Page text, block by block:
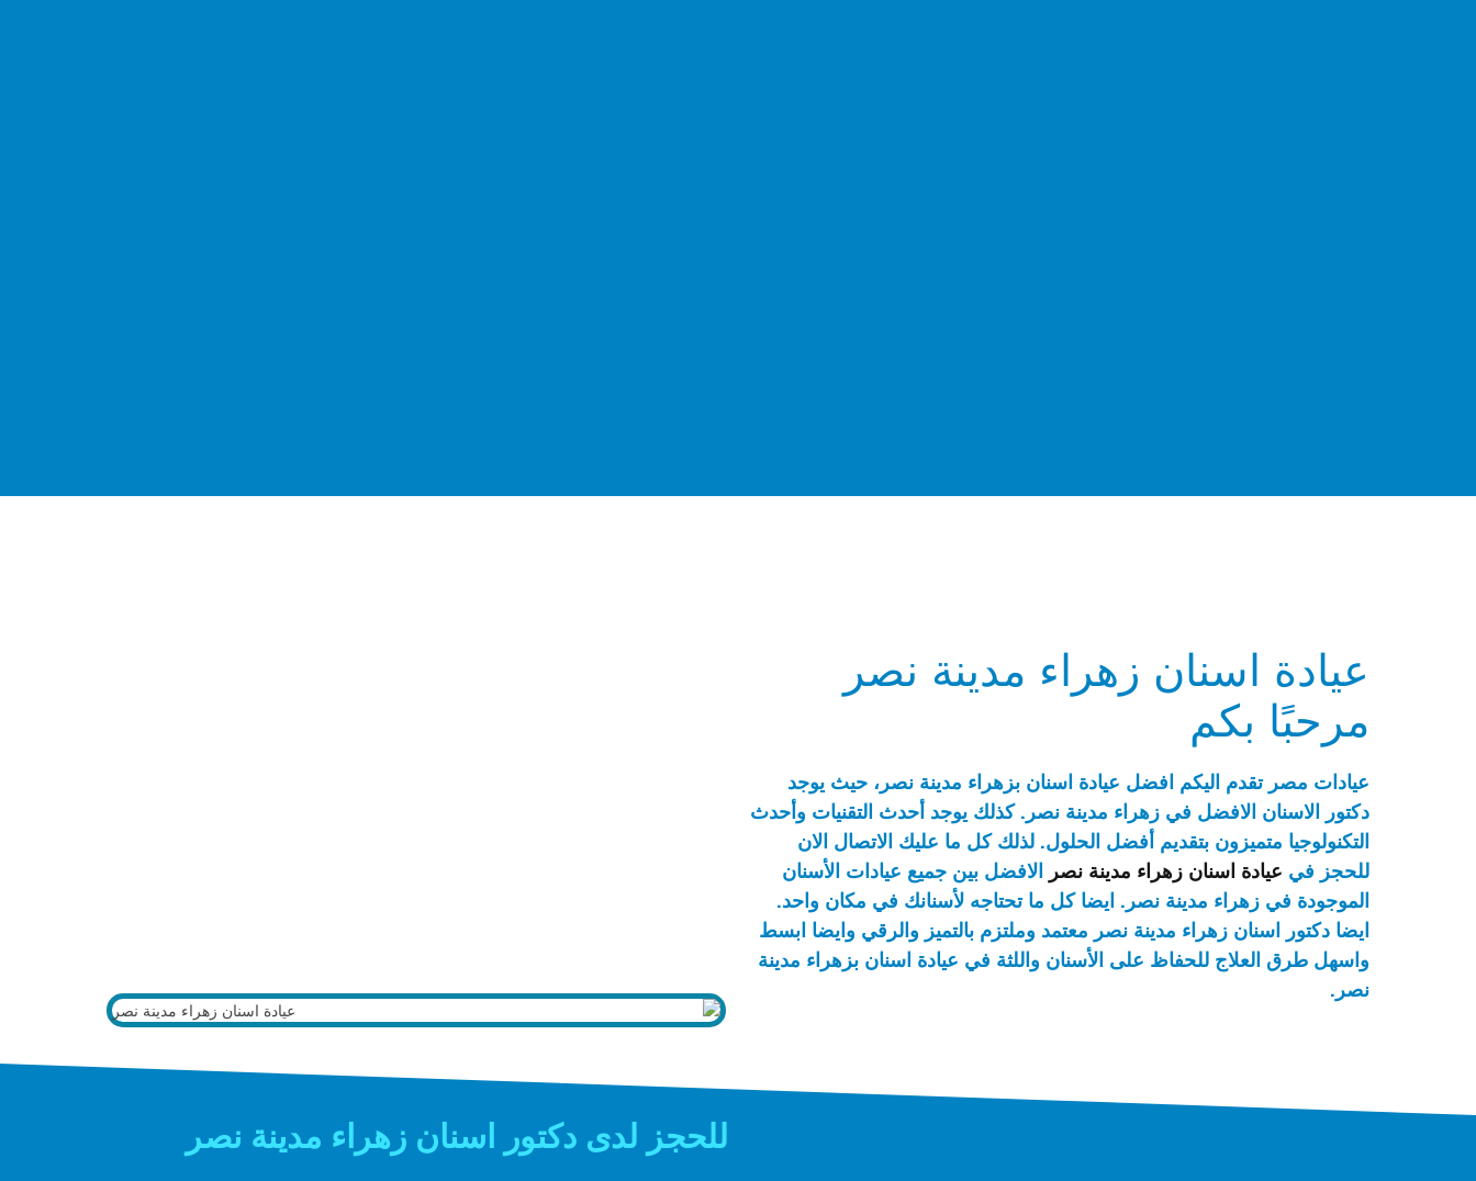
عيادة اسنان زهراء مدينة نصر
مرحبًا بكم
عيادات مصر تقدم اليكم افضل عيادة اسنان بزهراء مدينة نصر، حيث يوجد
دكتور الاسنان الافضل في زهراء مدينة نصر. كذلك يوجد أحدث التقنيات وأحدث
التكنولوجيا متميزون بتقديم أفضل الحلول. لذلك كل ما عليك الاتصال الان
للحجز في عيادة اسنان زهراء مدينة نصر الافضل بين جميع عيادات الأسنان
الموجودة في زهراء مدينة نصر. ايضا كل ما تحتاجه لأسنانك في مكان واحد.
ايضا دكتور اسنان زهراء مدينة نصر معتمد وملتزم بالتميز والرقي وايضا ابسط
واسهل طرق العلاج للحفاظ على الأسنان واللثة في عيادة اسنان بزهراء مدينة
نصر.
للحجز لدى دكتور اسنان زهراء مدينة نصر